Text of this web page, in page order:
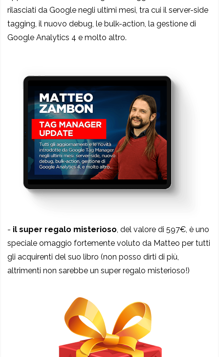
rilasciati da Google negli ultimi mesi, tra cui il server-side
tagging, il nuovo debug, le bulk-action, la gestione di
Google Analytics 4 e molto altro.
- il super regalo misterioso, del valore di 597€, è uno
speciale omaggio fortemente voluto da Matteo per tutti
gli acquirenti del suo libro (non posso dirti di più,
altrimenti non sarebbe un super regalo misterioso!)